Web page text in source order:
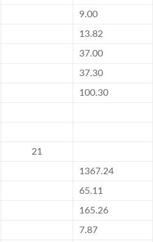
9.00
13.82
37.00
37.30
100.30
21
1367.24
65.11
165.26
7.87